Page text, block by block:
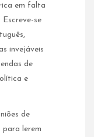
em falta
se
invejáveis
de
e
de
para lerem